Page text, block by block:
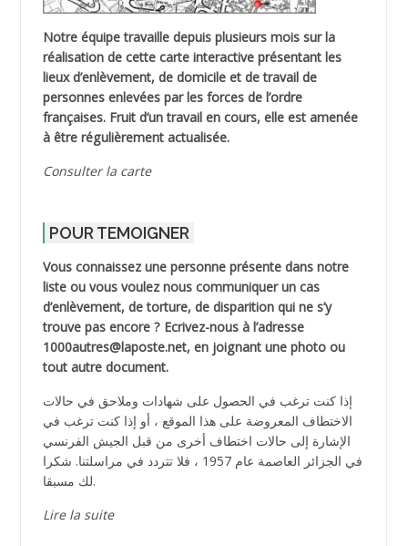
Notre équipe travaille depuis plusieurs mois sur la
réalisation de cette carte interactive présentant les
lieux d’enlèvement, de domicile et de travail de
personnes enlevées par les forces de l’ordre
françaises. Fruit d’un travail en cours, elle est amenée
à être régulièrement actualisée.
Consulter la carte
POUR TEMOIGNER
Vous connaissez une personne présente dans notre
liste ou vous voulez nous communiquer un cas
d’enlèvement, de torture, de disparition qui ne s’y
trouve pas encore ? Ecrivez-nous à l’adresse
1000autres@laposte.net, en joignant une photo ou
tout autre document.
إذا كنت ترغب في الحصول على شهادات وملاحق في حالات
الاختطاف المعروضة على هذا الموقع ، أو إذا كنت ترغب في
الإشارة إلى حالات اختطاف أخرى من قبل الجيش الفرنسي
في الجزائر العاصمة عام 1957 ، فلا تتردد في مراسلتنا. شكرا
لك مسبقا.
Lire la suite